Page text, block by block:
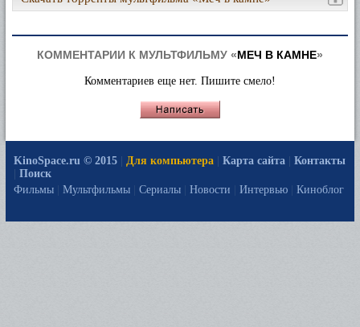
КОММЕНТАРИИ К МУЛЬТФИЛЬМУ «МЕЧ В КАМНЕ»
Комментариев еще нет. Пишите смело!
KinoSpace.ru © 2015 Для компьютера Карта сайта
Контакты
Поиск
Фильмы
Мультфильмы Сериалы Новости Интервью Киноблог